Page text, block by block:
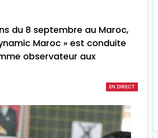
du 8 septembre au Maroc,
Maroc » est conduite
observateur aux
EN DIRECT